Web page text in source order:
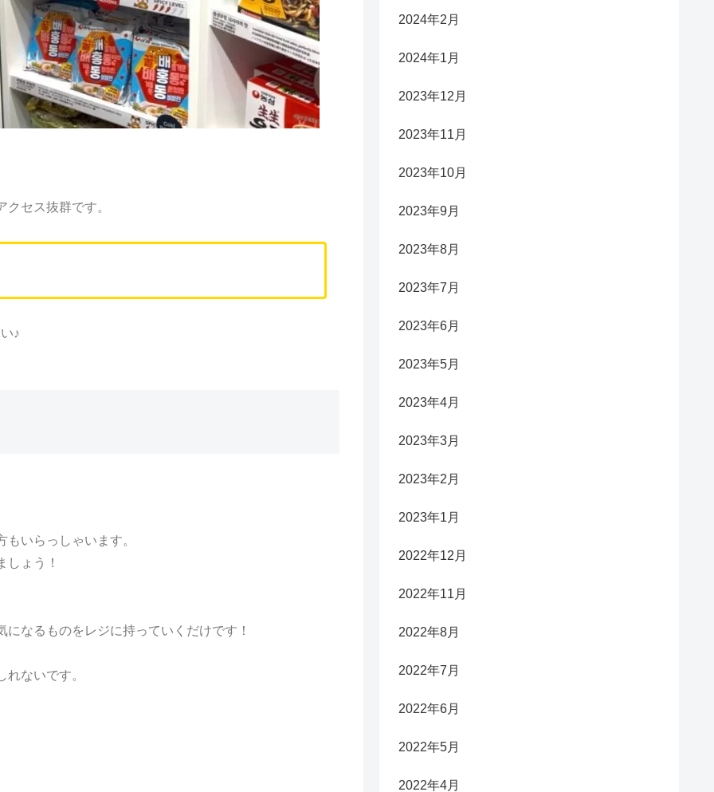
セス抜群です。
♪
もいらっしゃいます。
しょう！
なるものをレジに持っていくだけです！
ないです。
2024年2月
2024年1月
2023年12月
2023年11月
2023年10月
2023年9月
2023年8月
2023年7月
2023年6月
2023年5月
2023年4月
2023年3月
2023年2月
2023年1月
2022年12月
2022年11月
2022年8月
2022年7月
2022年6月
2022年5月
2022年4月